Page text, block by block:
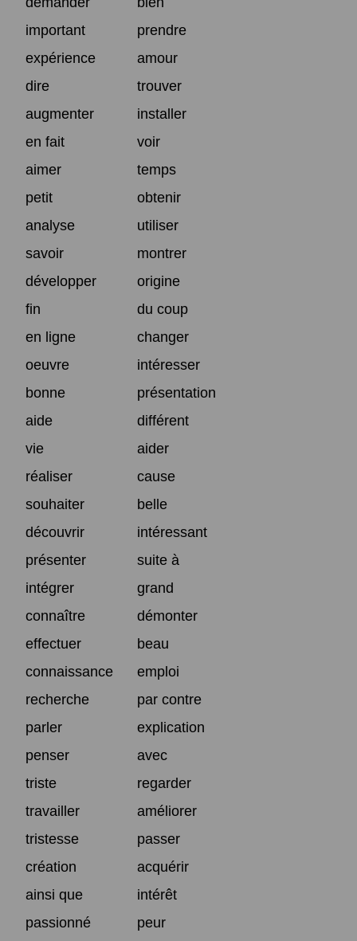
important
prendre
expérience
amour
dire
trouver
augmenter
installer
en fait
voir
aimer
temps
petit
obtenir
analyse
utiliser
savoir
montrer
développer
origine
fin
du coup
en ligne
changer
oeuvre
intéresser
bonne
présentation
aide
différent
vie
aider
réaliser
cause
souhaiter
belle
découvrir
intéressant
présenter
suite à
intégrer
grand
connaître
démonter
effectuer
beau
connaissance
emploi
recherche
par contre
parler
explication
penser
avec
triste
regarder
travailler
améliorer
tristesse
passer
création
acquérir
ainsi que
intérêt
passionné
peur